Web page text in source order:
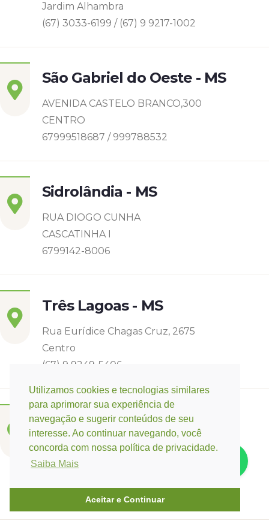
Utilizamos cookies e tecnologias similares
para aprimorar sua experiência de
navegação e sugerir conteúdos de seu
interesse. Ao continuar navegando, você
concorda com nossa política de privacidade.
Saiba Mais
Aceitar e Continuar
Jardim Alhambra
(67) 3033-6199 / (67) 9 9217-1002
São Gabriel do Oeste - MS
AVENIDA CASTELO BRANCO,300
CENTRO
67999518687 / 999788532
Sidrolândia - MS
RUA DIOGO CUNHA
CASCATINHA I
6799142-8006
Três Lagoas - MS
Rua Eurídice Chagas Cruz, 2675
Centro
(67) 9 9249-5406
Campo Verde - MT
Base: Rondonópolis - MT
Rua Espirito Santos 11, Quadra 12 nº 3073
(66) 3421-3741 / (66) 9 9647-0475